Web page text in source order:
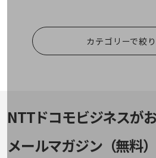
地域共創・地方創生
セキュリティ対策
自動化・省電化
人材不足解消
業種・業態で探す
カテゴリーで絞
NTTドコモビジネスが
メールマガジン（無料